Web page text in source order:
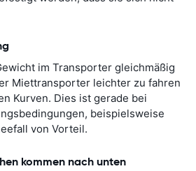
im Transporter gleichmäßig
Miettransporter leichter zu fahren
Kurven. Dies ist gerade bei
beispielsweise
von Vorteil.
kommen nach unten